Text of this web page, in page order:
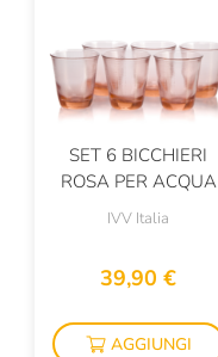
SET 6 BICCHIERI
ROSA PER ACQUA
IVV Italia
39,90 €
AGGIUNGI